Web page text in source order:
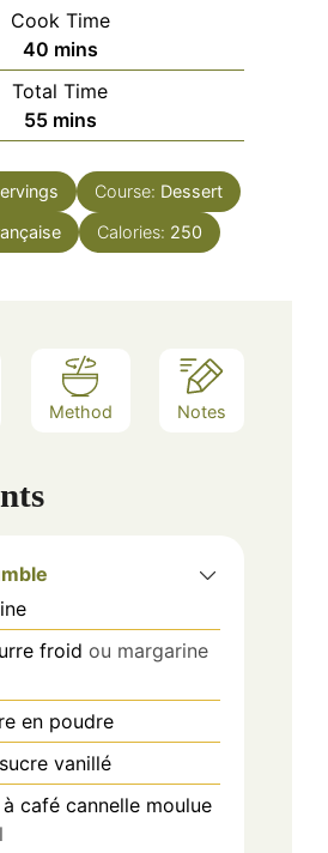
Cook Time
40minutes
mins
Total Time
55minutes
mins
Course: Dessert
Calories: 250
Method Notes
froid ou margarine
en poudre
sucre vanillé
café cannelle moulue